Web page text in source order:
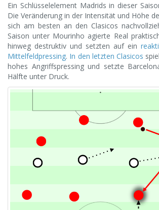
Ein Schlüsselelement Madrids in dieser
Die Veränderung in der Intensität und Höhe
sich am besten an den Clasicos
Saison unter Mourinho agierte Real
hinweg destruktiv und setzten auf ein
Mittelfeldpressing. In den letzten Clasicos
hohes Angriffspressing und setzte
Hälfte unter Druck.